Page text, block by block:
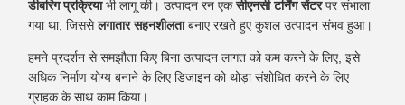
डीबरिंग प्रक्रियाभी लागू की। उत्पादन रन एकसीएनसी टर्निंग सेंटरपर संभाला
गया था, जिससेलगातार सहनशीलताबनाए रखते हुए कुशल उत्पादन संभव हुआ।
हमने प्रदर्शन से समझौता किए बिना उत्पादन लागत को कम करने के लिए, इसे
अधिक निर्माण योग्य बनाने के लिए डिजाइन को थोड़ा संशोधित करने के लिए
ग्राहक के साथ काम किया।